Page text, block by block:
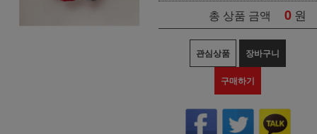
총 상품 금액 0 원
관심상품 장바구니
구매하기